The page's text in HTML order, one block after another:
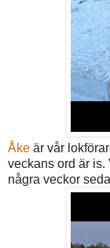
Åke är vår
veckans ord är
några veckor